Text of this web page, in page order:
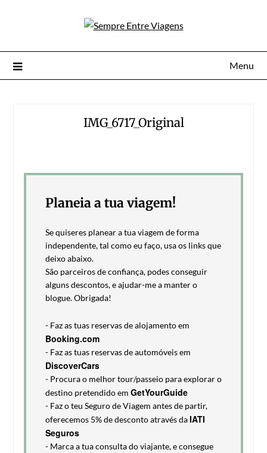
Menu
IMG_6717_Original
Planeia a tua viagem!
Se quiseres planear a tua viagem de forma
independente, tal como eu faço, usa os links que
deixo abaixo.
São parceiros de confiança, podes conseguir
alguns descontos, e ajudar-me a manter o
blogue. Obrigada!
- Faz as tuas reservas de alojamento em
Booking.com
- Faz as tuas reservas de automóveis em
DiscoverCars
- Procura o melhor tour/passeio para explorar o
destino pretendido em GetYourGuide
- Faz o teu Seguro de Viagem antes de partir,
oferecemos 5% de desconto através daIATI
Seguros
- Marca a tua consulta do viajante, e consegue